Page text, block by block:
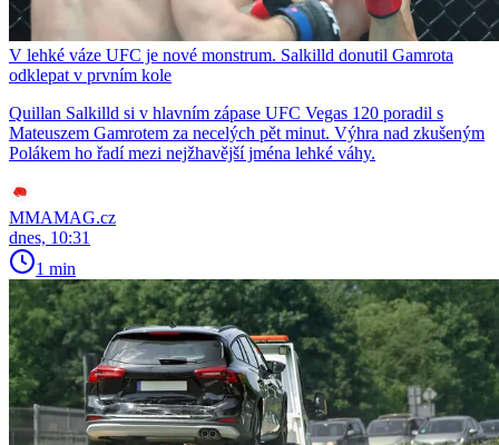
V lehké váze UFC je nové monstrum. Salkilld donutil Gamrota
odklepat v prvním kole
Quillan Salkilld si v hlavním zápase UFC Vegas 120 poradil s
Mateuszem Gamrotem za necelých pět minut. Výhra nad zkušeným
Polákem ho řadí mezi nejžhavější jména lehké váhy.
MMAMAG.cz
dnes, 10:31
1 min